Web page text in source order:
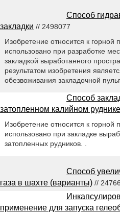
Способ
закладки // 2498077
Изобретение относится к
использовано при разработке
закладкой выработанного
результатом изобретения
обезвоживания закладочной
Способ
затопленном калийном руднике
Изобретение относится к
использовано при закладке
затопленных рудников. .
Способ
газа в шахте (варианты) //
применение для запуска